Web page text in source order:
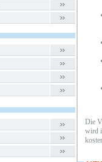
Die
wird